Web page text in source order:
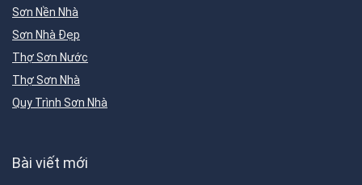
Sơn Nền Nhà
Sơn Nhà Đẹp
Thợ Sơn Nước
Thợ Sơn Nhà
Quy Trình Sơn Nhà
Bài viết mới